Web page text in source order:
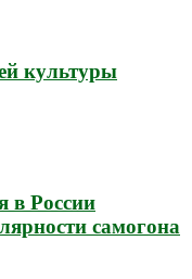
культуры
в России
самогона